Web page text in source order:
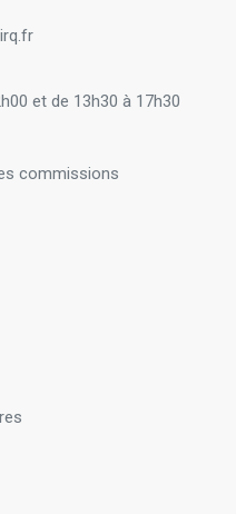
et de 13h30 à 17h30
commissions